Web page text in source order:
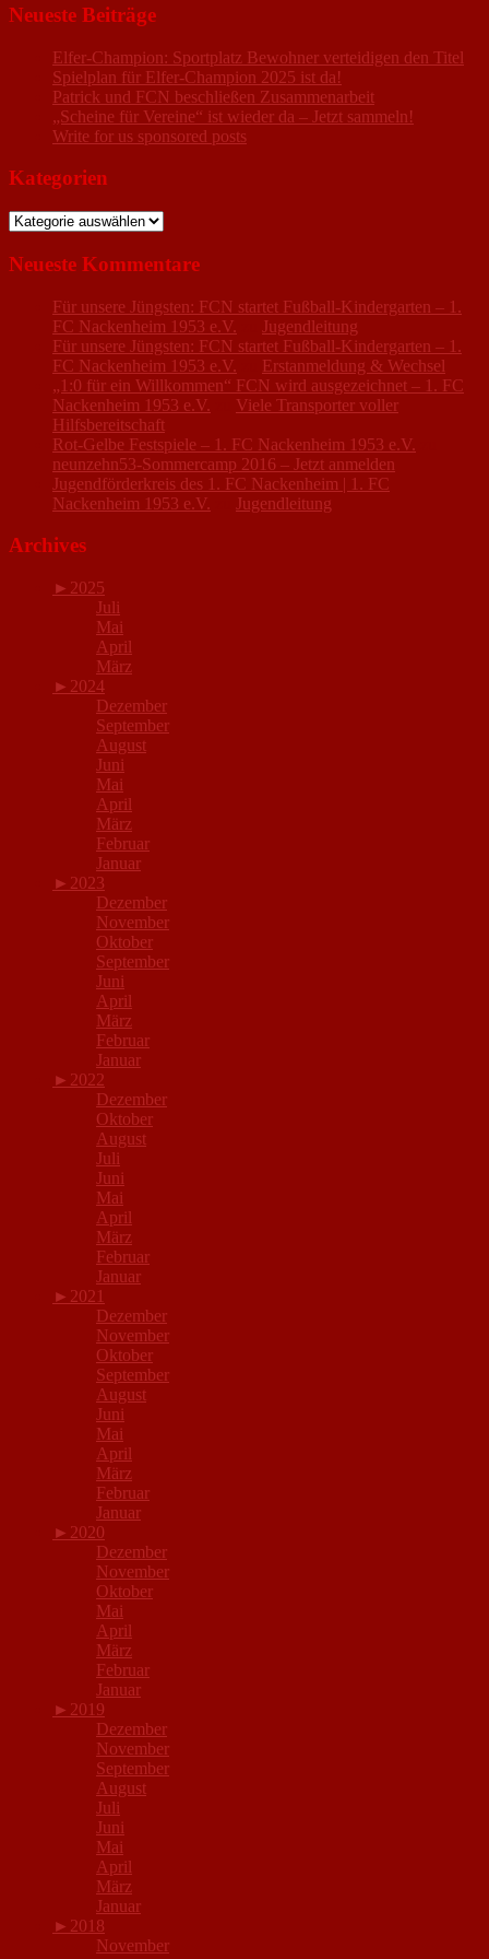
Neueste Beiträge
Elfer-Champion: Sportplatz Bewohner verteidigen den Titel
Spielplan für Elfer-Champion 2025 ist da!
Patrick und FCN beschließen Zusammenarbeit
„Scheine für Vereine“ ist wieder da – Jetzt sammeln!
Write for us sponsored posts
Kategorien
Kategorien
Neueste Kommentare
Für unsere Jüngsten: FCN startet Fußball-Kindergarten – 1.
FC Nackenheim 1953 e.V.
Jugendleitung
Für unsere Jüngsten: FCN startet Fußball-Kindergarten – 1.
FC Nackenheim 1953 e.V.
Erstanmeldung & Wechsel
„1:0 für ein Willkommen“ FCN wird ausgezeichnet – 1. FC
Nackenheim 1953 e.V.
Viele Transporter voller
Hilfsbereitschaft
Rot-Gelbe Festspiele – 1. FC Nackenheim 1953 e.V.
neunzehn53-Sommercamp 2016 – Jetzt anmelden
Jugendförderkreis des 1. FC Nackenheim | 1. FC
Nackenheim 1953 e.V.
Jugendleitung
Archives
► 2025
Juli
Mai
April
März
► 2024
Dezember
September
August
Juni
Mai
April
März
Februar
Januar
► 2023
Dezember
November
Oktober
September
Juni
April
März
Februar
Januar
► 2022
Dezember
Oktober
August
Juli
Juni
Mai
April
März
Februar
Januar
► 2021
Dezember
November
Oktober
September
August
Juni
Mai
April
März
Februar
Januar
► 2020
Dezember
November
Oktober
Mai
April
März
Februar
Januar
► 2019
Dezember
November
September
August
Juli
Juni
Mai
April
März
Januar
► 2018
November